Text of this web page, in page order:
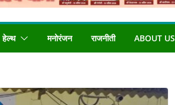
हेल्थ मनोरंजन राजनीती ABOUT US